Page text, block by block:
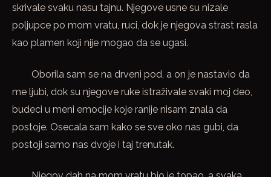
skrivale svaku nasu tajnu. Njegove usne su nizale
poljupce po mom vratu, ruci, dok je njegova strast rasla
kao plamen koji nije mogao da se ugasi.
Oborila sam se na drveni pod, a on je nastavio da
me ljubi, dok su njegove ruke istraživale svaki moj deo,
budeci u meni emocije koje ranije nisam znala da
postoje. Osecala sam kako se sve oko nas gubi, da
postoji samo nas dvoje i taj trenutak.